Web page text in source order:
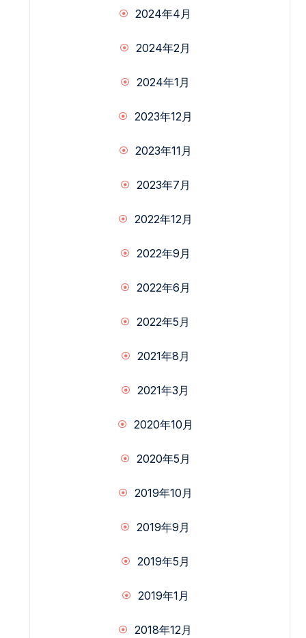
2024年4月
2024年2月
2024年1月
2023年12月
2023年11月
2023年7月
2022年12月
2022年9月
2022年6月
2022年5月
2021年8月
2021年3月
2020年10月
2020年5月
2019年10月
2019年9月
2019年5月
2019年1月
2018年12月